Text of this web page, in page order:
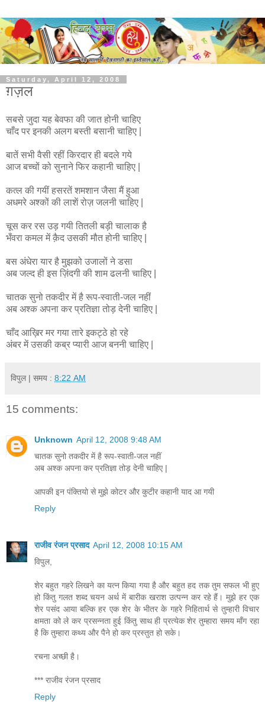
Saturday, April 12, 2008
ग़ज़ल
सबसे जुदा यह बेवफा की जात होनी चाहिए
चाँद पर इनकी अलग बस्ती बसानी चाहिए |
बातें सभी वैसी रहीं किरदार ही बदले गये
आज बच्चों को सुनाने फिर कहानी चाहिए |
कत्ल की गयीं हसरतें शमशान जैसा मैं हुआ
अधमरे अश्कों की लाशें रोज़ जलनी चाहिए |
चूस कर रस उड़ गयी तितली बड़ी चालाक है
भँवरा कमल में क़ैद उसकी मौत होनी चाहिए |
बस अंधेरा यार है मुझको उजालों ने डसा
अब जल्द ही इस ज़िंदगी की शाम ढलनी चाहिए |
चातक सुनो तकदीर में है रूप-स्वाती-जल नहीं
अब अश्क अपना कर प्रतिज्ञा तोड़ देनी चाहिए |
चाँद आख़िर मर गया तारे इकट्ठे हो रहे
अंबर में उसकी कब्र प्यारी आज बननी चाहिए |
विपुल | समय : 8:22 AM
15 comments:
Unknown April 12, 2008 9:48 AM
चातक सुनो तकदीर में है रूप-स्वाती-जल नहीं
अब अश्क अपना कर प्रतिज्ञा तोड़ देनी चाहिए |
आपकी इन पंक्तियो से मुझे कोटर और कुटीर कहानी याद आ गयी
Reply
राजीव रंजन प्रसाद April 12, 2008 10:15 AM
विपुल,
शेर बहुत गहरे लिखने का यत्न किया गया है और बहुत हद तक तुम सफल भी हुए
हो किंतु गलत शब्द चयन अर्थ में बारीक खराश उत्पन्न कर रहे हैं। मुझे हर एक
शेर पसंद आया बल्कि हर एक शेर के भीतर के गहरे निहितार्थ से तुम्हारी विचार
क्षमता को ले कर प्रसन्नता हुई किंतु साथ ही प्रत्येक शेर तुम्हारा समय माँग रहा
है कि तुम्हारा कथ्य और पैने हो कर प्रस्तुत हो सके।
रचना अच्छी है।
*** राजीव रंजन प्रसाद
Reply